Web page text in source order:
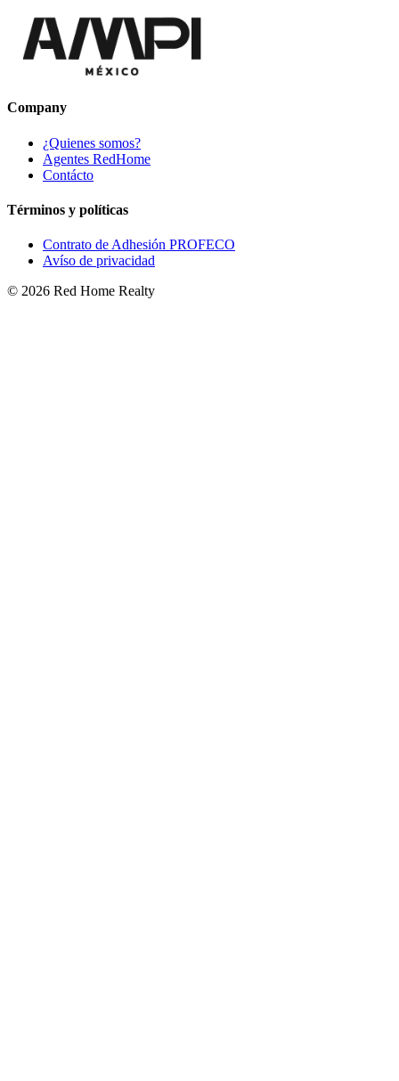
Company
¿Quienes somos?
Agentes RedHome
Contácto
Términos y políticas
Contrato de Adhesión PROFECO
Avíso de privacidad
© 2026 Red Home Realty